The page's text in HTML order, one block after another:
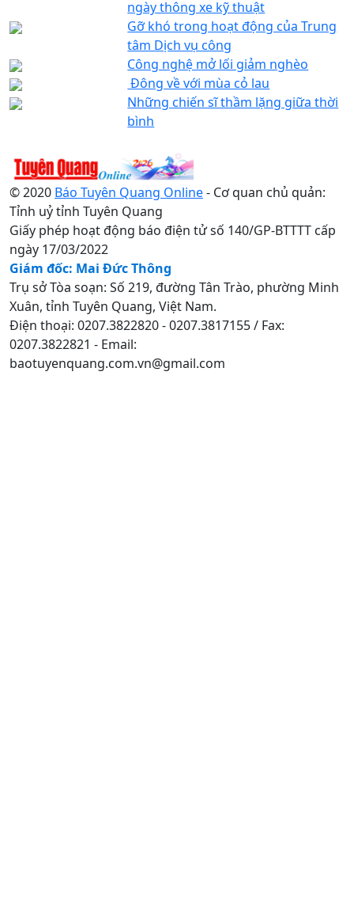
ngày thông xe kỹ thuật
Gỡ khó trong hoạt động của Trung
tâm Dịch vụ công
Công nghệ mở lối giảm nghèo
Đông về với mùa cỏ lau
Những chiến sĩ thầm lặng giữa thời
bình
© 2020 Báo Tuyên Quang Online- Cơ quan chủ quản:
Tỉnh uỷ tỉnh Tuyên Quang
Giấy phép hoạt động báo điện tử số 140/GP-BTTTT cấp
ngày 17/03/2022
Giám đốc: Mai Đức Thông
Trụ sở Tòa soạn: Số 219, đường Tân Trào, phường Minh
Xuân, tỉnh Tuyên Quang, Việt Nam.
Điện thoại: 0207.3822820 - 0207.3817155 / Fax:
0207.3822821 - Email:
baotuyenquang.com.vn@gmail.com